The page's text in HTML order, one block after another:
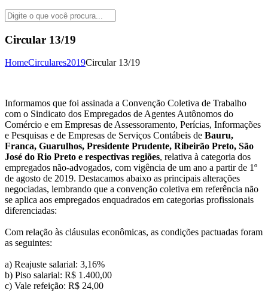
Circular 13/19
HomeCirculares2019Circular 13/19
Informamos que foi assinada a Convenção Coletiva de Trabalho
com o Sindicato dos Empregados de Agentes Autônomos do
Comércio e em Empresas de Assessoramento, Perícias, Informações
e Pesquisas e de Empresas de Serviços Contábeis de Bauru,
Franca, Guarulhos, Presidente Prudente, Ribeirão Preto, São
José do Rio Preto e respectivas regiões, relativa à categoria dos
empregados não-advogados, com vigência de um ano a partir de 1º
de agosto de 2019. Destacamos abaixo as principais alterações
negociadas, lembrando que a convenção coletiva em referência não
se aplica aos empregados enquadrados em categorias profissionais
diferenciadas:
Com relação às cláusulas econômicas, as condições pactuadas foram
as seguintes:
a) Reajuste salarial: 3,16%
b) Piso salarial: R$ 1.400,00
c) Vale refeição: R$ 24,00